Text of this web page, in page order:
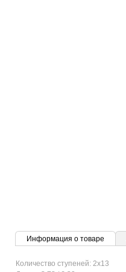
Информация о товаре
Количество ступеней: 2x13